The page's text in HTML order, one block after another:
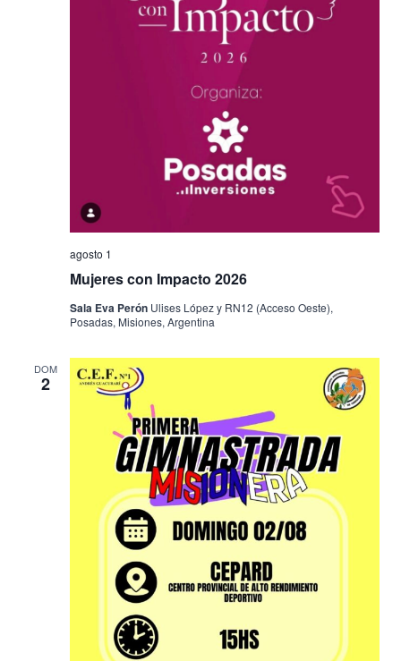
Mujeres con Impacto 2026
agosto 1
Sala Eva Perón Ulises López y RN12 (Acceso Oeste),
Posadas, Misiones, Argentina
DOM
2